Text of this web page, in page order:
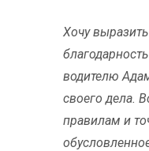
Хочу
водителю
своего дела.
правилам и